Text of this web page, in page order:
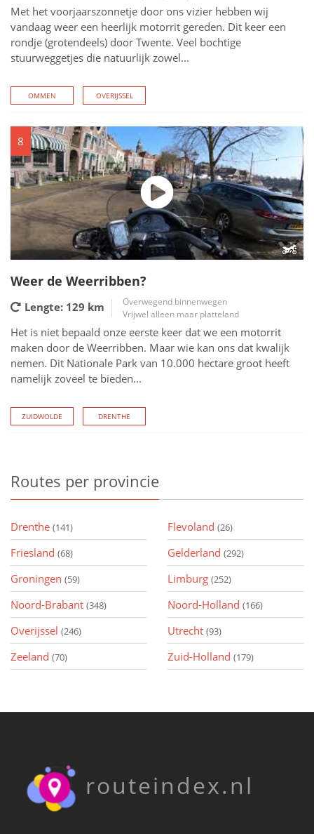
Met het voorjaarszonnetje door ons vizier hebben wij
vandaag weer een heerlijk motorrit gereden. Dit keer een
rondje (grotendeels) door Twente. Veel bochtige
stuurweggetjes die natuurlijk zowel...
OMMEN OVERIJSSEL
8
Weer de Weerribben?
Lengte: 129 km
Overwegend binnenwegen
Vrijwel alleen maar platteland
Het is niet bepaald onze eerste keer dat we een motorrit
maken door de Weerribben. Maar wie kan ons dat kwalijk
nemen. Dit Nationale Park van 10.000 hectare groot heeft
namelijk zoveel te bieden...
ZUIDWOLDE DRENTHE
Routes per provincie
Drenthe (141) Flevoland (26)
Friesland (68) Gelderland (292)
Groningen (59) Limburg (252)
Noord-Brabant (348) Noord-Holland (166)
Overijssel (246) Utrecht (93)
Zeeland (70) Zuid-Holland (179)
routeindex.nl